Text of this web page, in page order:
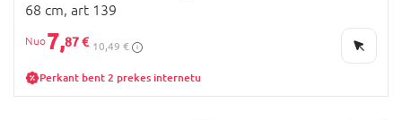
68 cm, art 139
7,87 € 10,49 €
Perkant bent 2 prekes internetu